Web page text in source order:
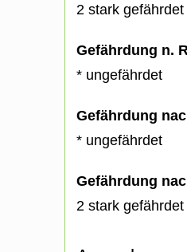
2 stark gefährdet
Gefährdung n.
* ungefährdet
Gefährdung
* ungefährdet
Gefährdung
2 stark gefährdet